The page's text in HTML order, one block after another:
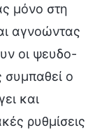
μόνο στη
αγνοώντας
οι ψευδο-
συμπαθεί ο
και
ρυθμίσεις